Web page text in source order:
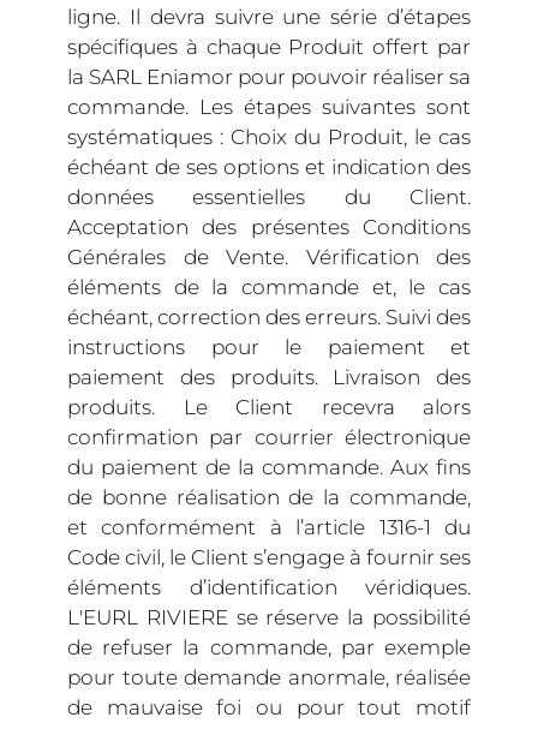
ligne. Il devra suivre une série d’étapes
spécifiques à chaque Produit offert par
la SARL Eniamor pour pouvoir réaliser sa
commande. Les étapes suivantes sont
systématiques : Choix du Produit, le cas
échéant de ses options et indication des
données essentielles du Client.
Acceptation des présentes Conditions
Générales de Vente. Vérification des
éléments de la commande et, le cas
échéant, correction des erreurs. Suivi des
instructions pour le paiement et
paiement des produits. Livraison des
produits. Le Client recevra alors
confirmation par courrier électronique
du paiement de la commande. Aux fins
de bonne réalisation de la commande,
et conformément à l’article 1316-1 du
Code civil, le Client s’engage à fournir ses
éléments d’identification véridiques.
L'EURL RIVIERE se réserve la possibilité
de refuser la commande, par exemple
pour toute demande anormale, réalisée
de mauvaise foi ou pour tout motif